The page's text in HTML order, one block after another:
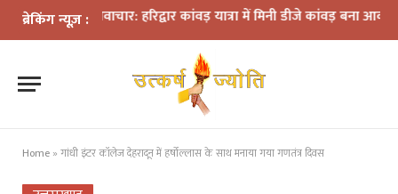
ब्रेकिंग न्यूज़ :
हरिद्वार कांवड़ यात्रा में मिनी डीजे कांवड़ बना आकर्षण धराली
Home » गांधी इंटर कॉलेज देहरादून में हर्षोल्लास के साथ मनाया गया गणतंत्र दिवस